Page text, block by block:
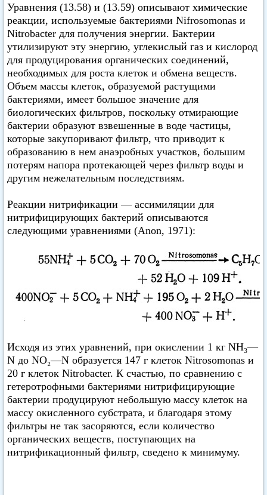
Уравнения (13.58) и (13.59) описывают химические
реакции, используемые бактериями Nifrosomonas и
Nitrobacter для получения энергии. Бактерии
утилизируют эту энергию, углекислый газ и кислород
для продуцирования органических соединений,
необходимых для роста клеток и обмена веществ.
Объем массы клеток, образуемой растущими
бактериями, имеет большое значение для
биологических фильтров, поскольку отмирающие
бактерии образуют взвешенные в воде частицы,
которые закупоривают фильтр, что приводит к
образованию в нем анаэробных участков, большим
потерям напора протекающей через фильтр воды и
другим нежелательным последствиям.
Реакции нитрификации — ассимиляции для
нитрифицирующих бактерий описываются
следующими уравнениями (Anon, 1971):
Исходя из этих уравнений, при окислении 1 кг NH₃—
N до NO₂—N образуется 147 г клеток Nitrosomonas и
20 г клеток Nitrobacter. К счастью, по сравнению с
гетеротрофными бактериями нитрифицирующие
бактерии продуцируют небольшую массу клеток на
массу окисленного субстрата, и благодаря этому
фильтры не так засоряются, если количество
органических веществ, поступающих на
нитрификационный фильтр, сведено к минимуму.